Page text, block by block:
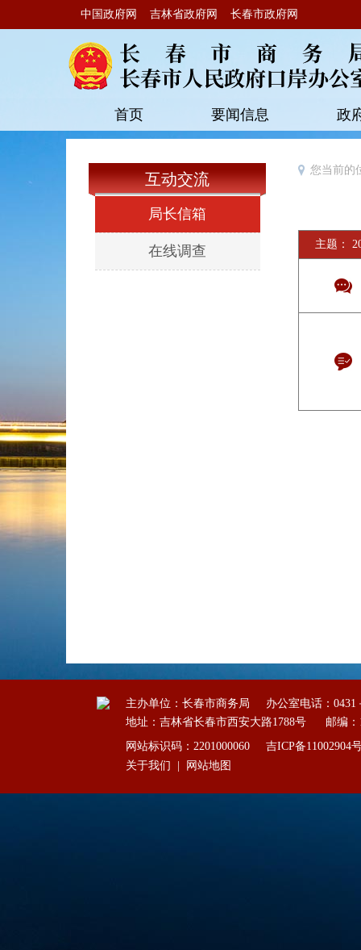
中国政府网 吉林省政府网 长春市政府网
首页 要闻信息 政
互动交流
局长信箱
在线调查
您当前的
主题：
主办单位：长春市商务局
办公室电话：0431
地址：吉林省长春市西安大路1788号
邮编：
网站标识码：2201000060
吉ICP备11002904
关于我们
网站地图